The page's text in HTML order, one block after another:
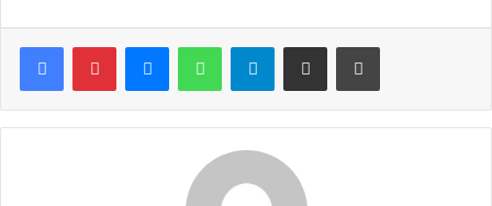
c
e
b
o
itt
er
ai
l
ar
e
Telegram